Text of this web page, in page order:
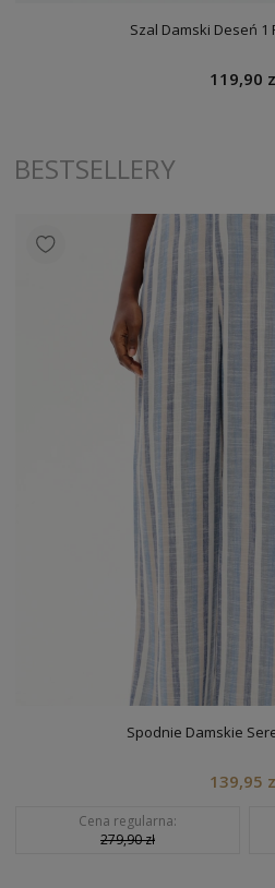
Jeansy Damskie BS
249,90
BESTSELLERY
Top Damski Sai
49,95 zł
Cena regularna:
99,90 zł